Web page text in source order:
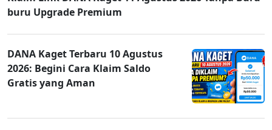
buru Upgrade Premium
DANA Kaget Terbaru 10 Agustus
2026: Begini Cara Klaim Saldo
Gratis yang Aman